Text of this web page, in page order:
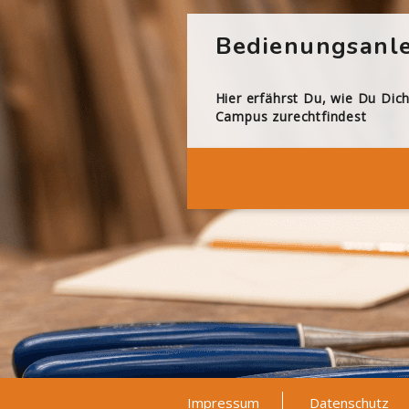
Hier erfährst Du, wie Du
Campus zurechtfindest
Impressum Datenschutz